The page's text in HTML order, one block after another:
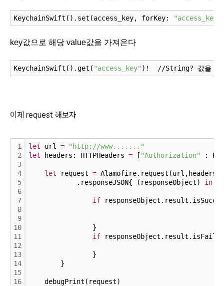
KeychainSwift().set(access_key, forKey: "access_key"
key값으로 해당 value값을 가져온다
KeychainSwift().get( "access_key" )!  //String? 값을 리
이제 request 해보자
1
2
3
4
5
6
7
8
9
10
11
12
13
14
15
16
let url =
"http://www......."
let headers: HTTPHeaders = [ "Authorization" :
let request =
.responseJSON{ (responseObject) in
if
}
if
}
}
debugPrint(request)